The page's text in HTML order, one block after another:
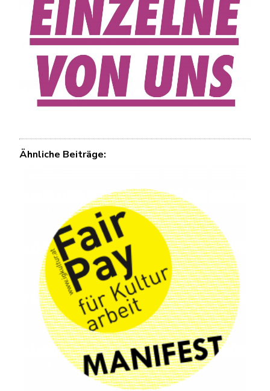
Ähnliche Beiträge: